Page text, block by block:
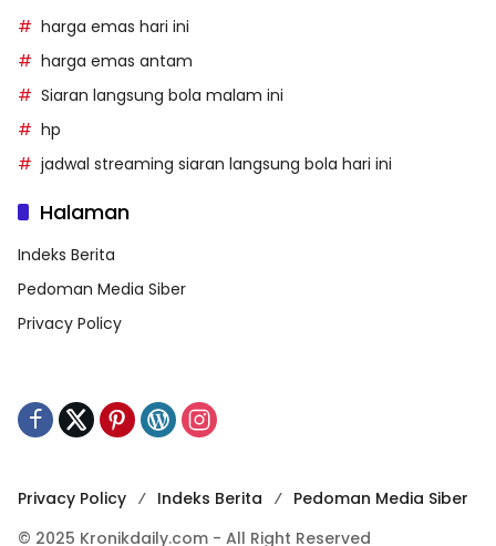
harga emas hari ini
harga emas antam
Siaran langsung bola malam ini
hp
jadwal streaming siaran langsung bola hari ini
Halaman
Indeks Berita
Pedoman Media Siber
Privacy Policy
Privacy Policy Indeks Berita
Pedoman Media Siber
© 2025 Kronikdaily.com - All Right Reserved